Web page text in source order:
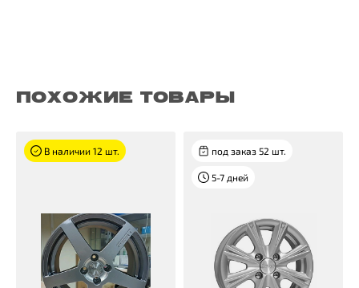
ПОХОЖИЕ ТОВАРЫ
В наличии 12 шт. под заказ 52 шт.
5-7 дней